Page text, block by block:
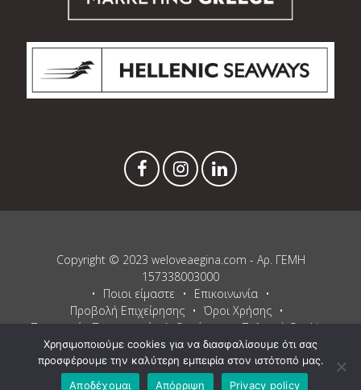
Copyright © 2023 weloveaegina.com - Αρ. ΓΕΜΗ
157338003000
Ποιοι είμαστε
Επικοινωνία
Προβολή Επιχείρησης
Όροι Χρήσης
Προστασία Προσωπικών Δεδομένων
Πολιτική Cookies
Proudly powered by WordPress andListablebyPixelgrade
Χρησιμοποιούμε cookies για να διασφαλίσουμε ότι σας
προσφέρουμε την καλύτερη εμπειρία στον ιστότοπό μας.
Αποδέχομαι
Απόρριψη Privacy policy